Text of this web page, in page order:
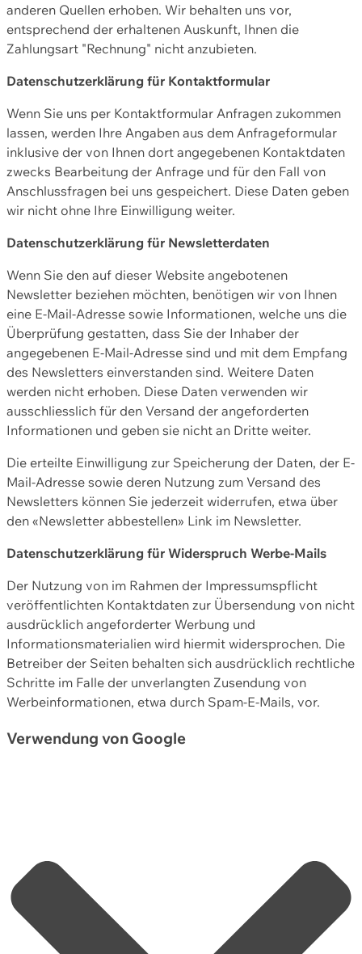
anderen Quellen erhoben. Wir behalten uns vor,
entsprechend der erhaltenen Auskunft, Ihnen die
Zahlungsart "Rechnung" nicht anzubieten.
Datenschutzerklärung für Kontaktformular
Wenn Sie uns per Kontaktformular Anfragen zukommen
lassen, werden Ihre Angaben aus dem Anfrageformular
inklusive der von Ihnen dort angegebenen Kontaktdaten
zwecks Bearbeitung der Anfrage und für den Fall von
Anschlussfragen bei uns gespeichert. Diese Daten geben
wir nicht ohne Ihre Einwilligung weiter.
Datenschutzerklärung für Newsletterdaten
Wenn Sie den auf dieser Website angebotenen
Newsletter beziehen möchten, benötigen wir von Ihnen
eine E-Mail-Adresse sowie Informationen, welche uns die
Überprüfung gestatten, dass Sie der Inhaber der
angegebenen E-Mail-Adresse sind und mit dem Empfang
des Newsletters einverstanden sind. Weitere Daten
werden nicht erhoben. Diese Daten verwenden wir
ausschliesslich für den Versand der angeforderten
Informationen und geben sie nicht an Dritte weiter.
Die erteilte Einwilligung zur Speicherung der Daten, der E-
Mail-Adresse sowie deren Nutzung zum Versand des
Newsletters können Sie jederzeit widerrufen, etwa über
den «Newsletter abbestellen» Link im Newsletter.
Datenschutzerklärung für Widerspruch Werbe-Mails
Der Nutzung von im Rahmen der Impressumspflicht
veröffentlichten Kontaktdaten zur Übersendung von nicht
ausdrücklich angeforderter Werbung und
Informationsmaterialien wird hiermit widersprochen. Die
Betreiber der Seiten behalten sich ausdrücklich rechtliche
Schritte im Falle der unverlangten Zusendung von
Werbeinformationen, etwa durch Spam-E-Mails, vor.
Verwendung von Google